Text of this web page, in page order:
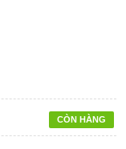
CÒN HÀNG